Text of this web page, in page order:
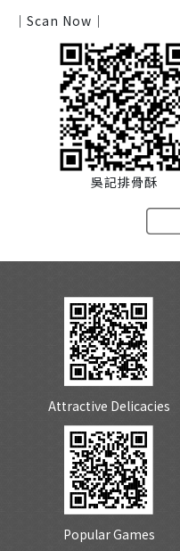
｜Scan Now｜
吳記排骨酥
Attractive Delicacies
Popular Games